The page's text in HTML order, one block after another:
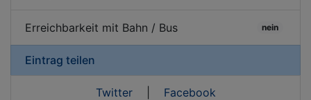
Erreichbarkeit mit Bahn / Bus nein
Eintrag teilen
Twitter| Facebook